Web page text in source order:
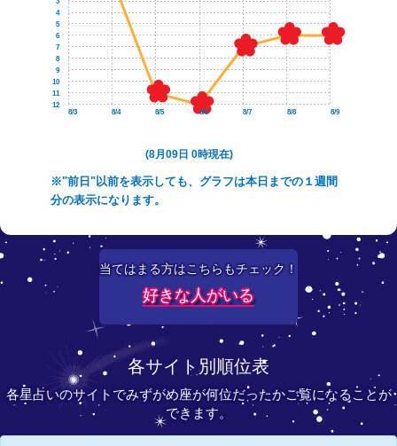
8/3 8/4 8/5 8/6 8/7 8/8 8/9
12
11
10
9
8
7
6
5
4
(8月09日 0時現在)
※"前日"以前を表示しても、グラフは本日までの１週間
分の表示になります。
当てはまる方はこちらもチェック！
好きな人がいる
各サイト別順位表
各星占いのサイトでみずがめ座が何位だったかご覧になることが
できます。